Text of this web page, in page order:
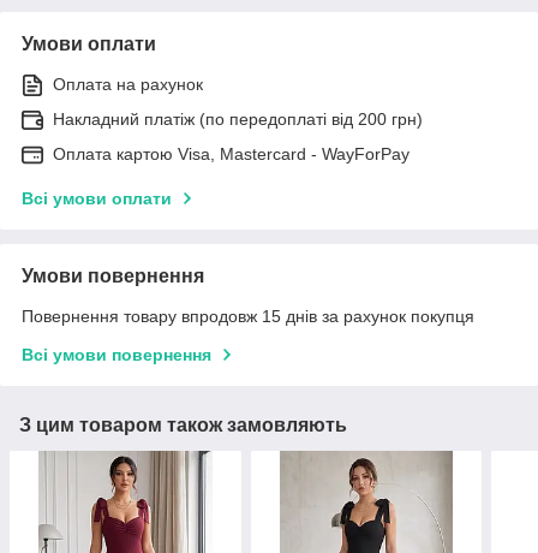
Умови оплати
Оплата на рахунок
Накладний платіж (по передоплаті від 200 грн)
Оплата картою Visa, Mastercard - WayForPay
Всі умови оплати
Умови повернення
Повернення товару впродовж 15 днів за рахунок покупця
Всі умови повернення
З цим товаром також замовляють